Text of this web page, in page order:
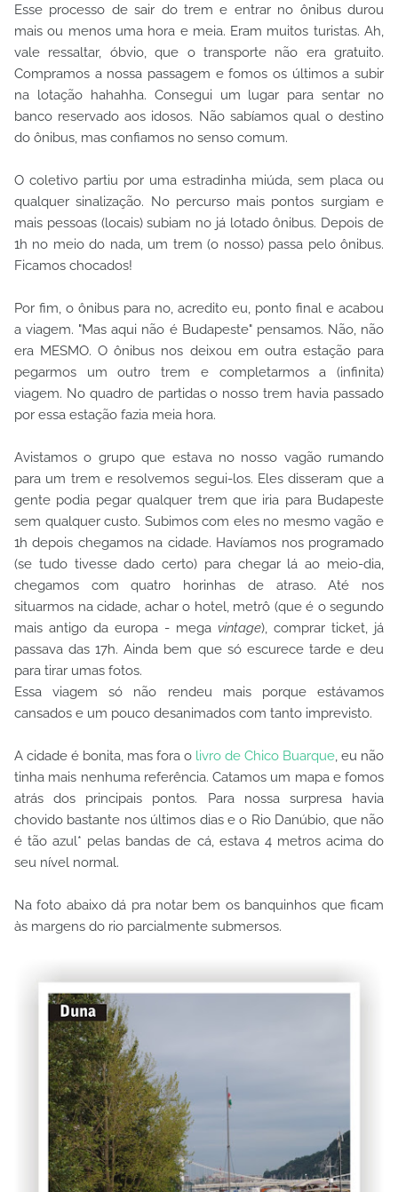
Esse processo de sair do trem e entrar no ônibus durou
mais ou menos uma hora e meia. Eram muitos turistas. Ah,
vale ressaltar, óbvio, que o transporte não era gratuito.
Compramos a nossa passagem e fomos os últimos a subir
na lotação hahahha. Consegui um lugar para sentar no
banco reservado aos idosos. Não sabíamos qual o destino
do ônibus, mas confiamos no senso comum.
O coletivo partiu por uma estradinha miúda, sem placa ou
qualquer sinalização. No percurso mais pontos surgiam e
mais pessoas (locais) subiam no já lotado ônibus. Depois de
1h no meio do nada, um trem (o nosso) passa pelo ônibus.
Ficamos chocados!
Por fim, o ônibus para no, acredito eu, ponto final e acabou
a viagem. "Mas aqui não é Budapeste" pensamos. Não, não
era MESMO. O ônibus nos deixou em outra estação para
pegarmos um outro trem e completarmos a (infinita)
viagem. No quadro de partidas o nosso trem havia passado
por essa estação fazia meia hora.
Avistamos o grupo que estava no nosso vagão rumando
para um trem e resolvemos segui-los. Eles disseram que a
gente podia pegar qualquer trem que iria para Budapeste
sem qualquer custo. Subimos com eles no mesmo vagão e
1h depois chegamos na cidade. Havíamos nos programado
(se tudo tivesse dado certo) para chegar lá ao meio-dia,
chegamos com quatro horinhas de atraso. Até nos
situarmos na cidade, achar o hotel, metrô (que é o segundo
mais antigo da europa - mega vintage), comprar ticket, já
passava das 17h. Ainda bem que só escurece tarde e deu
para tirar umas fotos.
Essa viagem só não rendeu mais porque estávamos
cansados e um pouco desanimados com tanto imprevisto.
A cidade é bonita, mas fora o livro de Chico Buarque, eu não
tinha mais nenhuma referência. Catamos um mapa e fomos
atrás dos principais pontos. Para nossa surpresa havia
chovido bastante nos últimos dias e o Rio Danúbio, que não
é tão azul* pelas bandas de cá, estava 4 metros acima do
seu nível normal.
Na foto abaixo dá pra notar bem os banquinhos que ficam
às margens do rio parcialmente submersos.